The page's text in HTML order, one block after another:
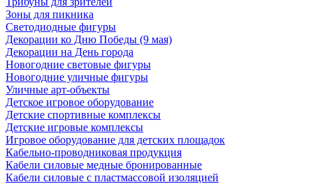
Зоны для пикника
Светодиодные фигуры
Декорации ко Дню Победы (9 мая)
Декорации на День города
Новогодние световые фигуры
Новогодние уличные фигуры
Уличные арт-объекты
Детское игровое оборудование
Детские спортивные комплексы
Детские игровые комплексы
Игровое оборудование для детских площадок
Кабельно-проводниковая продукция
Кабели силовые медные бронированные
Кабели силовые с пластмассовой изоляцией